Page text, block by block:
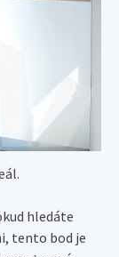
hledáte
tento bod je